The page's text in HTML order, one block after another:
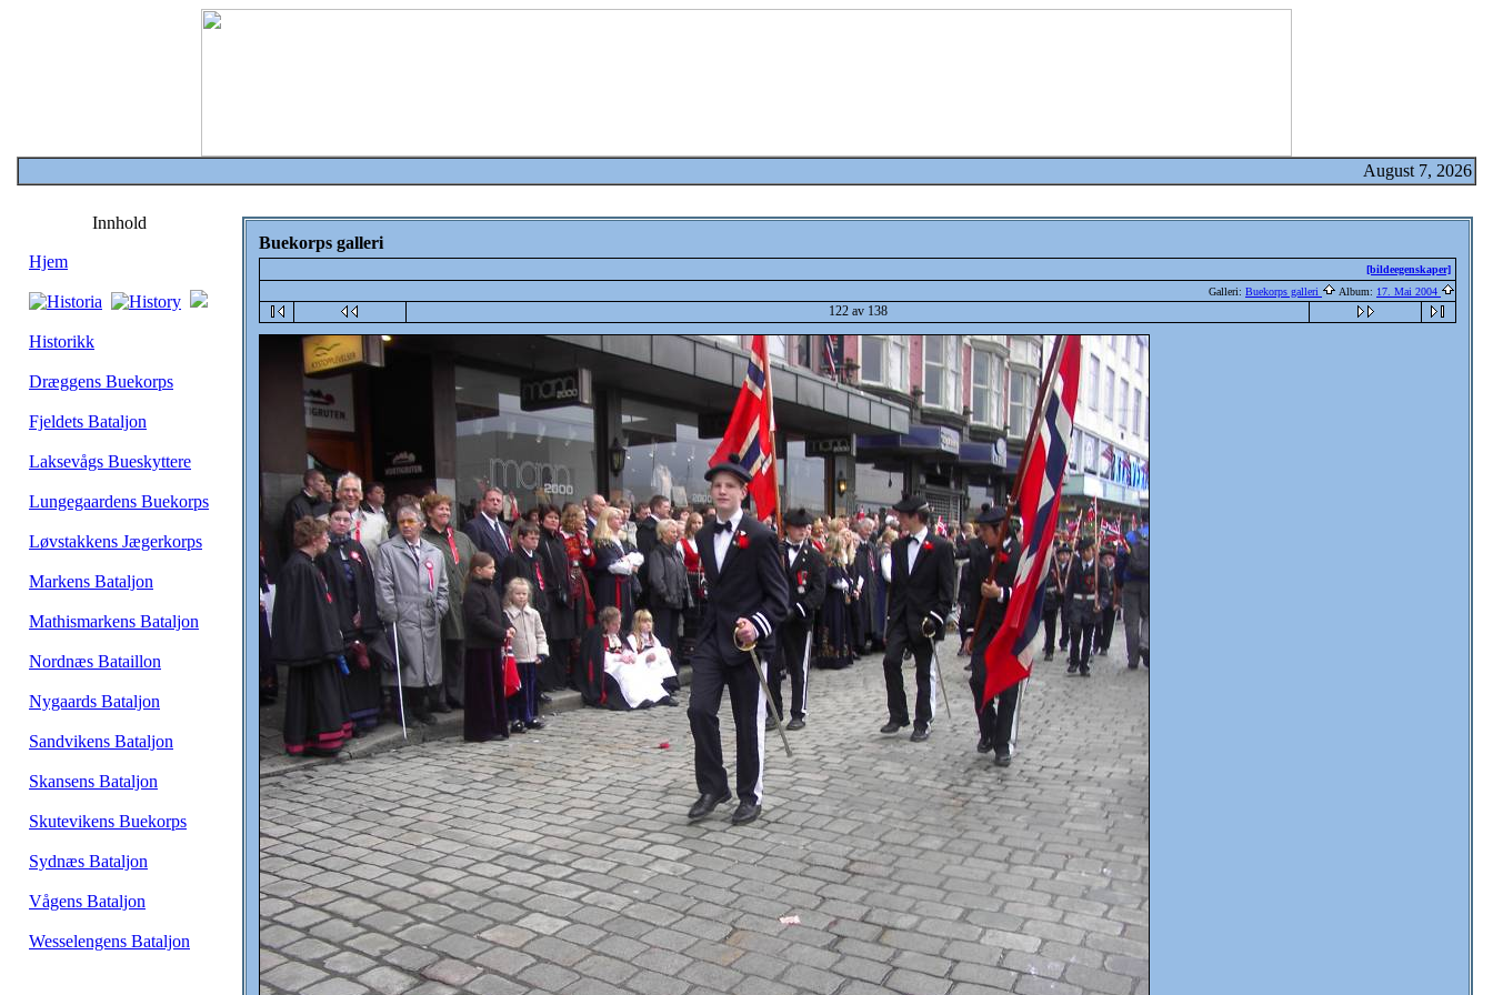
August 7, 2026
Innhold
Hjem
Historikk
Dræggens Buekorps
Fjeldets Bataljon
Laksevågs Bueskyttere
Lungegaardens Buekorps
Løvstakkens Jægerkorps
Markens Bataljon
Mathismarkens Bataljon
Nordnæs Bataillon
Nygaards Bataljon
Sandvikens Bataljon
Skansens Bataljon
Skutevikens Buekorps
Sydnæs Bataljon
Vågens Bataljon
Wesselengens Bataljon
Buekorps galleri
[bildeegenskaper]
Galleri: Buekorps galleri Album: 17. Mai 2004
122 av 138